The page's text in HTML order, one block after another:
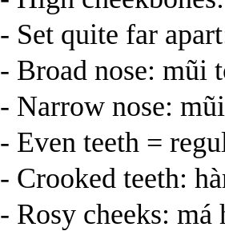
- Set quite far
- Broad nose: mũi
- Narrow nose:
- Even teeth =
- Crooked teeth:
- Rosy cheeks: má